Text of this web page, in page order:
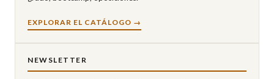
EXPLORAR EL CATÁLOGO →
NEWSLETTER